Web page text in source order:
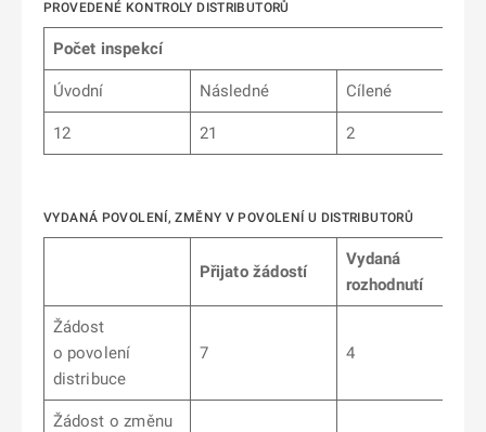
PROVEDENÉ KONTROLY DISTRIBUTORŮ
Počet inspekcí
Úvodní Následné Cílené
12 21 2
VYDANÁ POVOLENÍ, ZMĚNY V POVOLENÍ U DISTRIBUTORŮ
Přijato žádostí
Vydaná
rozhodnutí
Žádost
o povolení
distribuce
7 4
Žádost o změnu